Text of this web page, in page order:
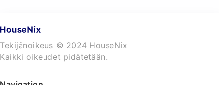
Tekijänoikeus © 2024 HouseNix
Kaikki oikeudet pidätetään.